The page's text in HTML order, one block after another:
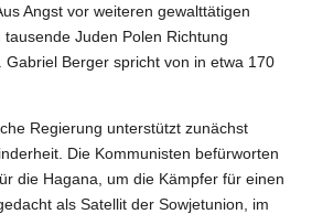
Angst vor weiteren gewalttätigen
Juden Polen Richtung
Gabriel Berger spricht von in etwa 170
Regierung unterstützt zunächst
Die Kommunisten befürworten
die Hagana, um die Kämpfer für einen
als Satellit der Sowjetunion, im